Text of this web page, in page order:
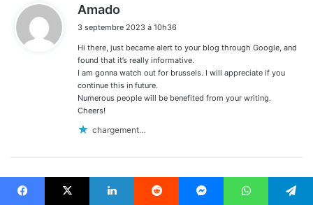
Amado
t
:
3 septembre 2023 à 10h36
Hi there, just became alert to your blog through Google, and
found that it’s really informative.
I am gonna watch out for brussels. I will appreciate if you
continue this in future.
Numerous people will be benefited from your writing.
Cheers!
chargement…
Frederick